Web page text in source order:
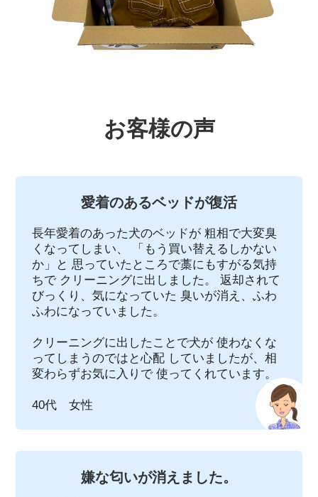
お客様の声
愛着のあるベッドが復活
長年愛着のあった犬のベッドが 粗相で大変臭
くなってしまい、 「もう買い替えるしかない
か」と 思っていたところで藁にもすがる気持
ちで クリーニングに出しました。 返却されて
びっくり、気になっていた 臭いが消え、ふわ
ふわになっていました。
クリーニングに出したことで犬が 使わなくな
ってしまうのではと心配 していましたが、相
変わらずお気に入りで 使ってくれています。
40代 女性
嫌な匂いが消えました。